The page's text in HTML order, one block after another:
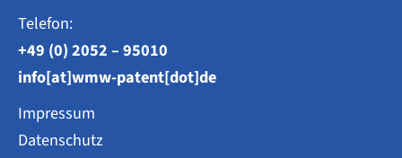
Telefon:
+49 (0) 2052 – 95010
info[at]wmw-patent[dot]de
Impressum
Datenschutz